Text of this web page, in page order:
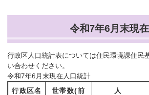
令和7年6月末現在
行政区人口統計表については住民環境課住民
い合わせください。
令和7年6月末現在人口統計
行政区名
世帯数(前
人 口